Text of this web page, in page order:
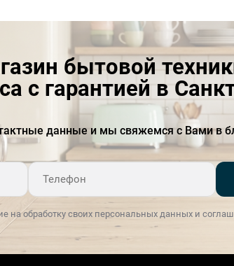
бытовой
с гарантией в
данные и мы свяжемся с Вами в
на обработку своих персональных данных и